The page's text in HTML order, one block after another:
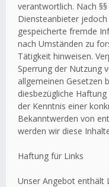
verantwortlich. Nach
Diensteanbieter
gespeicherte fremde
nach Umständen zu
Tätigkeit hinweisen.
Sperrung der Nutzung
allgemeinen Gesetzen
diesbezügliche
der Kenntnis einer
Bekanntwerden von
werden wir diese
Haftung für Links
Unser Angebot enthält